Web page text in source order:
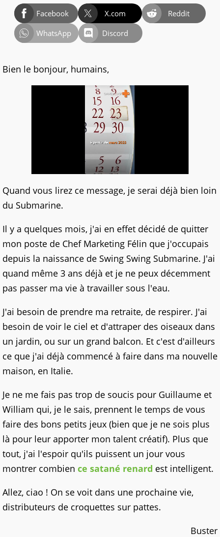
Facebook X.com
Reddit
WhatsApp
Discord
Bien le bonjour, humains,
Quand vous lirez ce message, je serai déjà bien loin
du Submarine.
Il y a quelques mois, j'ai en effet décidé de quitter
mon poste de Chef Marketing Félin que j'occupais
depuis la naissance de Swing Swing Submarine. J'ai
quand même 3 ans déjà et je ne peux décemment
pas passer ma vie à travailler sous l'eau.
J'ai besoin de prendre ma retraite, de respirer. J'ai
besoin de voir le ciel et d'attraper des oiseaux dans
un jardin, ou sur un grand balcon. Et c'est d'ailleurs
ce que j'ai déjà commencé à faire dans ma nouvelle
maison, en Italie.
Je ne me fais pas trop de soucis pour Guillaume et
William qui, je le sais, prennent le temps de vous
faire des bons petits jeux (bien que je ne sois plus
là pour leur apporter mon talent créatif). Plus que
tout, j'ai l'espoir qu'ils puissent un jour vous
montrer combien ce satané renard est intelligent.
Allez, ciao ! On se voit dans une prochaine vie,
distributeurs de croquettes sur pattes.
Buster